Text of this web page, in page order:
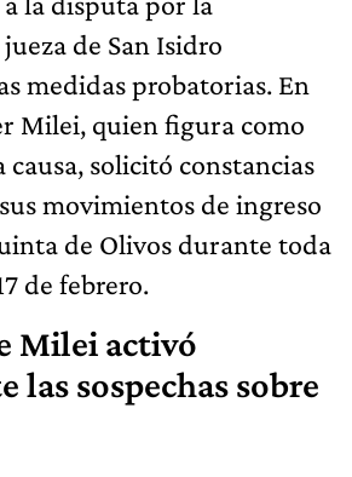
de San Isidro
medidas probatorias. En
Milei, quien figura como
solicitó constancias
movimientos de ingreso
de Olivos durante toda
de febrero.
Milei activó
las sospechas sobre